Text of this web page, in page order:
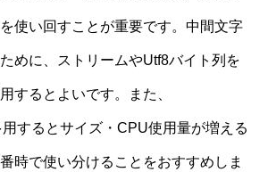
使い回すことが重要です。中間文字
めに、ストリームやUtf8バイト列を
するとよいです。また、
するとサイズ・CPU使用量が増える
時で使い分けることをおすすめしま